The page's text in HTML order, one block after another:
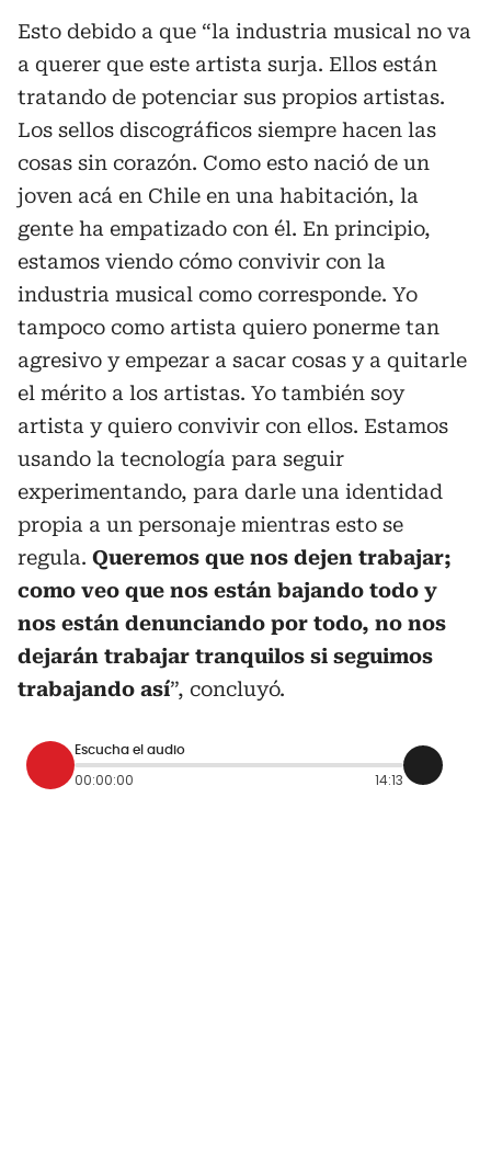
Esto debido a que “la industria musical no va
a querer que este artista surja. Ellos están
tratando de potenciar sus propios artistas.
Los sellos discográficos siempre hacen las
cosas sin corazón. Como esto nació de un
joven acá en Chile en una habitación, la
gente ha empatizado con él. En principio,
estamos viendo cómo convivir con la
industria musical como corresponde. Yo
tampoco como artista quiero ponerme tan
agresivo y empezar a sacar cosas y a quitarle
el mérito a los artistas. Yo también soy
artista y quiero convivir con ellos. Estamos
usando la tecnología para seguir
experimentando, para darle una identidad
propia a un personaje mientras esto se
regula. Queremos que nos dejen trabajar;
como veo que nos están bajando todo y
nos están denunciando por todo, no nos
dejarán trabajar tranquilos si seguimos
trabajando así”, concluyó.
Escucha el audio
00:00:00 14:13